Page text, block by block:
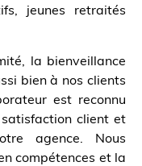
jeunes retraités
la bienveillance
bien à nos clients
est reconnu
client et
agence. Nous
compétences et la